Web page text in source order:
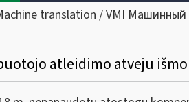
translation / VMI